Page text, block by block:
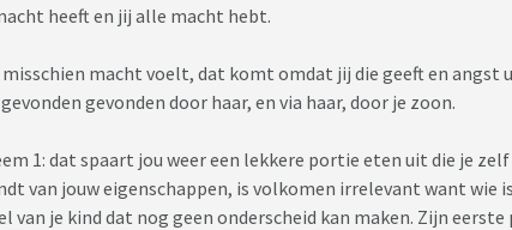
heeft en jij alle macht hebt.
misschien macht voelt, dat komt omdat jij die geeft en
gevonden door haar, en via haar, door je zoon.
1: dat spaart jou weer een lekkere portie eten uit die je
van jouw eigenschappen, is volkomen irrelevant want wie
van je kind dat nog geen onderscheid kan maken. Zijn